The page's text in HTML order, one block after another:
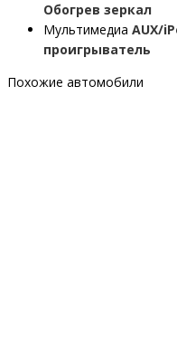
Обогрев зеркал
Мультимедиа AUX/
проигрыватель
Похожие автомобили